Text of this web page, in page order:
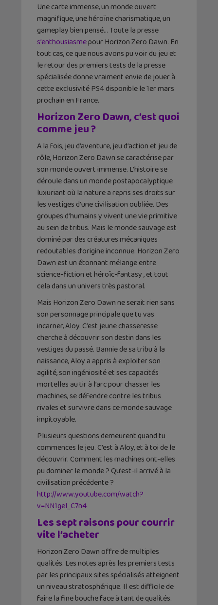
Une carte immense, un monde ouvert
magnifique, une héroïne charismatique, un
gameplay bien pensé… Toute la presse
s’enthousiasmepour Horizon Zero Dawn. En
tout cas, ce que nous avons pu voir du jeu et
le retour des premiers tests de la presse
spécialisée donne vraiment envie de jouer à
cette exclusivité PS4 disponible le 1er mars
prochain en France.
Horizon Zero Dawn, c’est quoi
comme jeu ?
A la fois, jeu d’aventure, jeu d’action et jeu de
rôle, Horizon Zero Dawn se caractérise par
son monde ouvert immense. L’histoire se
déroule dans un monde postapocalyptique
luxuriant où la nature a repris ses droits sur
les vestiges d’une civilisation oubliée. Des
groupes d’humains y vivent une vie primitive
au sein de tribus. Mais le monde sauvage est
dominé par des créatures mécaniques
redoutables d’origine inconnue. Horizon Zero
Dawn est un étonnant mélange entre
science-fiction et héroïc-fantasy , et tout
cela dans un univers très pastoral.
Mais Horizon Zero Dawn ne serait rien sans
son personnage principale que tu vas
incarner, Aloy. C’est jeune chasseresse
cherche à découvrir son destin dans les
vestiges du passé. Bannie de sa tribu à la
naissance, Aloy a appris à exploiter son
agilité, son ingéniosité et ses capacités
mortelles au tir à l’arc pour chasser les
machines, se défendre contre les tribus
rivales et survivre dans ce monde sauvage
impitoyable.
Plusieurs questions demeurent quand tu
commences le jeu. C’est à Aloy, et à toi de le
découvrir. Comment les machines ont-elles
pu dominer le monde ? Qu’est-il arrivé à la
civilisation précédente ?
http://www.youtube.com/watch?
v=NN1gel_C7n4
Les sept raisons pour courrir
vite l’acheter
Horizon Zero Dawn offre de multiples
qualités. Les notes après les premiers tests
par les principaux sites spécialisés atteignent
un niveau stratosphérique. Il est difficile de
faire la fine bouche face à tant de qualités.